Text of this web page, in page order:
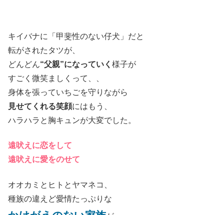
キイバナに「甲斐性のない仔犬」だと
転がされたタツが、
どんどん“父親”になっていく 様子が
すごく微笑ましくって、、
身体を張っていちごを守りながら
見せてくれる笑顔にはもう、
ハラハラと胸キュンが大変でした。
遠吠えに恋をして
遠吠えに愛をのせて
オオカミとヒトとヤマネコ、
種族の違えど愛情たっぷりな